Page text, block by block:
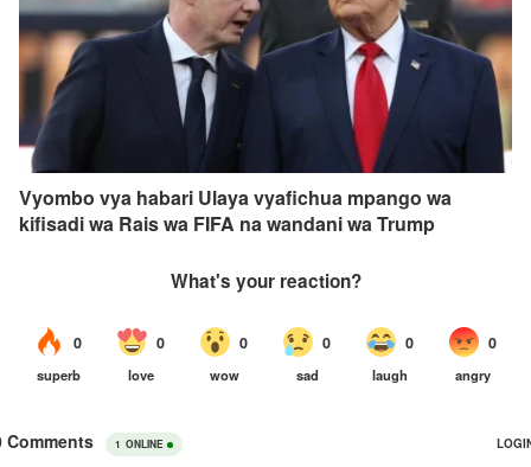
Vyombo vya habari Ulaya vyafichua mpango wa
kifisadi wa Rais wa FIFA na wandani wa Trump